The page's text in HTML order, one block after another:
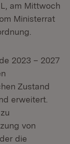
am Mittwoch
Ministerrat
2023 – 2027
Zustand
erweitert.
von
die